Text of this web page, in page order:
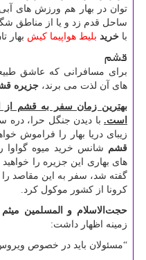
توان در بهار هم ورزش های
ساحل قدم زد و یا از مناطق
با خرید بلیط هواپیما کیش بهار
قشم
برای مسافرانی که عاشق
های آن لذت می برند، جزیره
بهترین زمان سفر به قشم از
است. با دیدن جنگل حرا، دره
زیبای دریا بهار را فراموش
قشم شانس خرید میوه
های بهاری این جزیره را
گفته شد، سفر به این مقاصد
کرونا از کشور موکول کرد.
حجت‌الاسلام و المسلمین
زمینه اظهار داشت:
“مسئولان باید در خصوص